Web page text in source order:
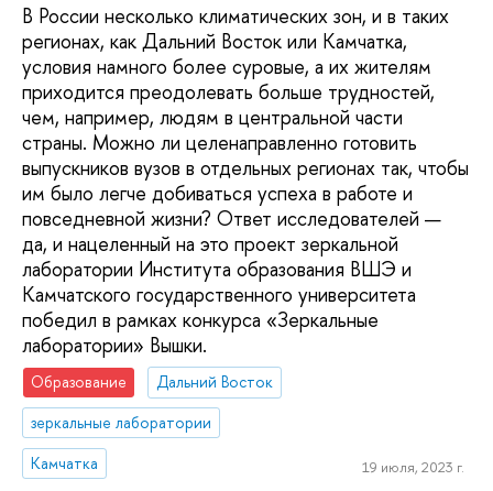
В России несколько климатических зон, и в таких
регионах, как Дальний Восток или Камчатка,
условия намного более суровые, а их жителям
приходится преодолевать больше трудностей,
чем, например, людям в центральной части
страны. Можно ли целенаправленно готовить
выпускников вузов в отдельных регионах так, чтобы
им было легче добиваться успеха в работе и
повседневной жизни? Ответ исследователей —
да, и нацеленный на это проект зеркальной
лаборатории Института образования ВШЭ и
Камчатского государственного университета
победил в рамках конкурса «Зеркальные
лаборатории» Вышки.
Образование
Дальний Восток
зеркальные лаборатории
Камчатка
19 июля, 2023 г.